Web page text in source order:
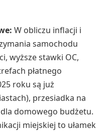
W obliczu inflacji i
samochodu
wyższe stawki OC,
płatnego
roku są już
przesiadka na
domowego budżetu.
miejskiej to ułamek